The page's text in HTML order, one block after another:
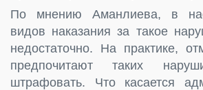
По мнению Аманлиева, в
видов наказания за такое
недостаточно. На практике,
предпочитают таких
штрафовать. Что касается